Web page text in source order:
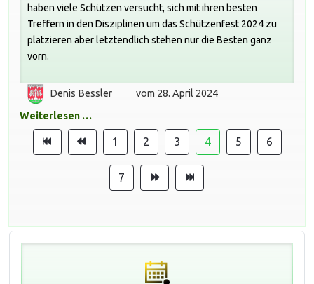
haben viele Schützen versucht, sich mit ihren besten
Treffern in den Disziplinen um das Schützenfest 2024 zu
platzieren aber letztendlich stehen nur die Besten ganz
vorn.
Denis Bessler vom 28. April 2024
Weiterlesen …
1 2 3 4 5 6
7